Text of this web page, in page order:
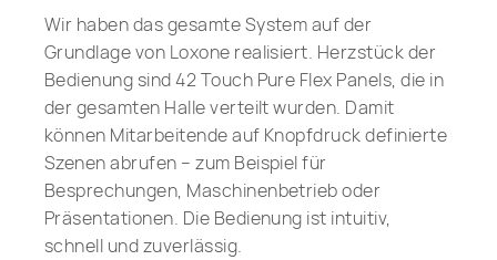
Wir haben das gesamte System auf der
Grundlage von Loxone realisiert. Herzstück der
Bedienung sind 42 Touch Pure Flex Panels, die in
der gesamten Halle verteilt wurden. Damit
können Mitarbeitende auf Knopfdruck definierte
Szenen abrufen – zum Beispiel für
Besprechungen, Maschinenbetrieb oder
Präsentationen. Die Bedienung ist intuitiv,
schnell und zuverlässig.